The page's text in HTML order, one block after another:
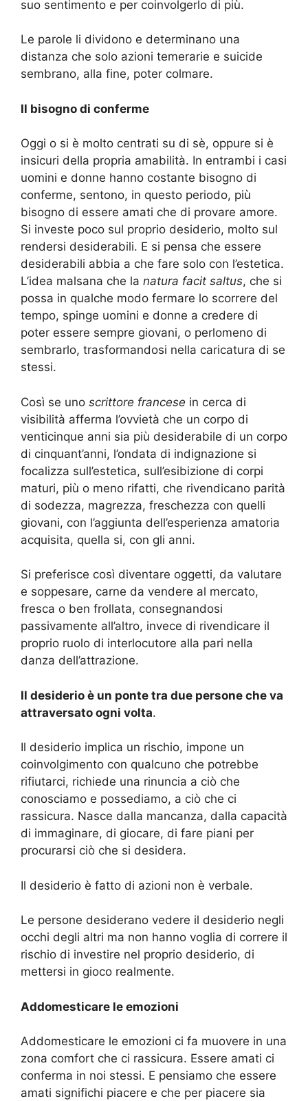
suo sentimento e per coinvolgerlo di più.
Le parole li dividono e determinano una
distanza che solo azioni temerarie e suicide
sembrano, alla fine, poter colmare.
Il bisogno di conferme
Oggi o si è molto centrati su di sè, oppure si è
insicuri della propria amabilità. In entrambi i casi
uomini e donne hanno costante bisogno di
conferme, sentono, in questo periodo, più
bisogno di essere amati che di provare amore.
Si investe poco sul proprio desiderio, molto sul
rendersi desiderabili. E si pensa che essere
desiderabili abbia a che fare solo con l’estetica.
L’idea malsana che la natura facit saltus, che si
possa in qualche modo fermare lo scorrere del
tempo, spinge uomini e donne a credere di
poter essere sempre giovani, o perlomeno di
sembrarlo, trasformandosi nella caricatura di se
stessi.
Così se uno scrittore francese in cerca di
visibilità afferma l’ovvietà che un corpo di
venticinque anni sia più desiderabile di un corpo
di cinquant’anni, l’ondata di indignazione si
focalizza sull’estetica, sull’esibizione di corpi
maturi, più o meno rifatti, che rivendicano parità
di sodezza, magrezza, freschezza con quelli
giovani, con l’aggiunta dell’esperienza amatoria
acquisita, quella si, con gli anni.
Si preferisce così diventare oggetti, da valutare
e soppesare, carne da vendere al mercato,
fresca o ben frollata, consegnandosi
passivamente all’altro, invece di rivendicare il
proprio ruolo di interlocutore alla pari nella
danza dell’attrazione.
Il desiderio è un ponte tra due persone che va
attraversato ogni volta.
Il desiderio implica un rischio, impone un
coinvolgimento con qualcuno che potrebbe
rifiutarci, richiede una rinuncia a ciò che
conosciamo e possediamo, a ciò che ci
rassicura. Nasce dalla mancanza, dalla capacità
di immaginare, di giocare, di fare piani per
procurarsi ciò che si desidera.
Il desiderio è fatto di azioni non è verbale.
Le persone desiderano vedere il desiderio negli
occhi degli altri ma non hanno voglia di correre il
rischio di investire nel proprio desiderio, di
mettersi in gioco realmente.
Addomesticare le emozioni
Addomesticare le emozioni ci fa muovere in una
zona comfort che ci rassicura. Essere amati ci
conferma in noi stessi. E pensiamo che essere
amati significhi piacere e che per piacere sia